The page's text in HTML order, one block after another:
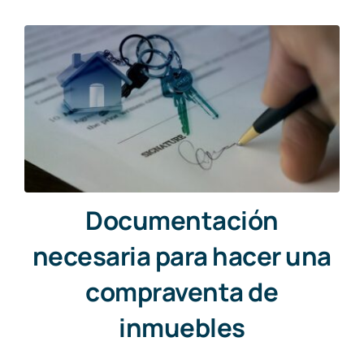
Documentación
necesaria para hacer una
compraventa de
inmuebles